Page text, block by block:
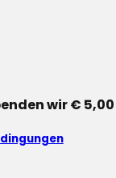
wir €